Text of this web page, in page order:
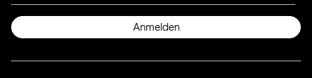
Anmelden